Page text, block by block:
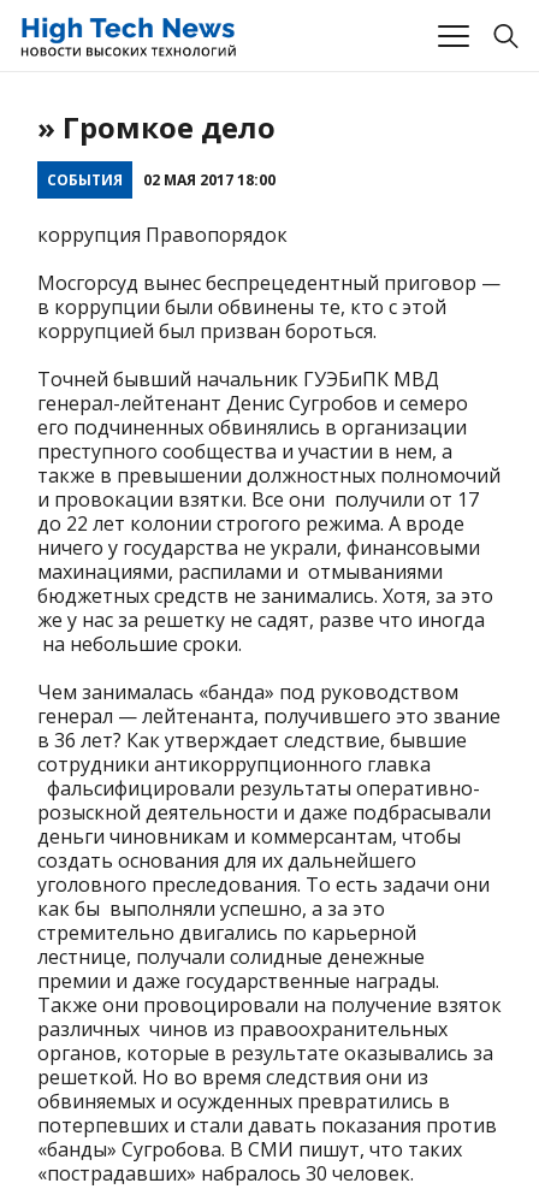
» Громкое дело
СОБЫТИЯ 02 МАЯ 2017 18:00
коррупция Правопорядок
Мосгорсуд вынес беспрецедентный приговор —
в коррупции были обвинены те, кто с этой
коррупцией был призван бороться.
Точней бывший начальник ГУЭБиПК МВД
генерал-лейтенант Денис Сугробов и семеро
его подчиненных обвинялись в организации
преступного сообщества и участии в нем, а
также в превышении должностных полномочий
и провокации взятки. Все они получили от 17
до 22 лет колонии строгого режима. А вроде
ничего у государства не украли, финансовыми
махинациями, распилами и отмываниями
бюджетных средств не занимались. Хотя, за это
же у нас за решетку не садят, разве что иногда
на небольшие сроки.
Чем занималась «банда» под руководством
генерал — лейтенанта, получившего это звание
в 36 лет? Как утверждает следствие, бывшие
сотрудники антикоррупционного главка
фальсифицировали результаты оперативно-
розыскной деятельности и даже подбрасывали
деньги чиновникам и коммерсантам, чтобы
создать основания для их дальнейшего
уголовного преследования. То есть задачи они
как бы выполняли успешно, а за это
стремительно двигались по карьерной
лестнице, получали солидные денежные
премии и даже государственные награды.
Также они провоцировали на получение взяток
различных чинов из правоохранительных
органов, которые в результате оказывались за
решеткой. Но во время следствия они из
обвиняемых и осужденных превратились в
потерпевших и стали давать показания против
«банды» Сугробова. В СМИ пишут, что таких
«пострадавших» набралось 30 человек.